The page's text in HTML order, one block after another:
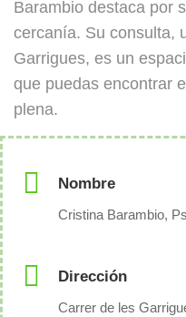
Barambio destaca por
cercanía. Su consulta,
Garrigues, es un
que puedas encontrar
plena.
Nombre
Cristina Barambio,
Dirección
Carrer de les